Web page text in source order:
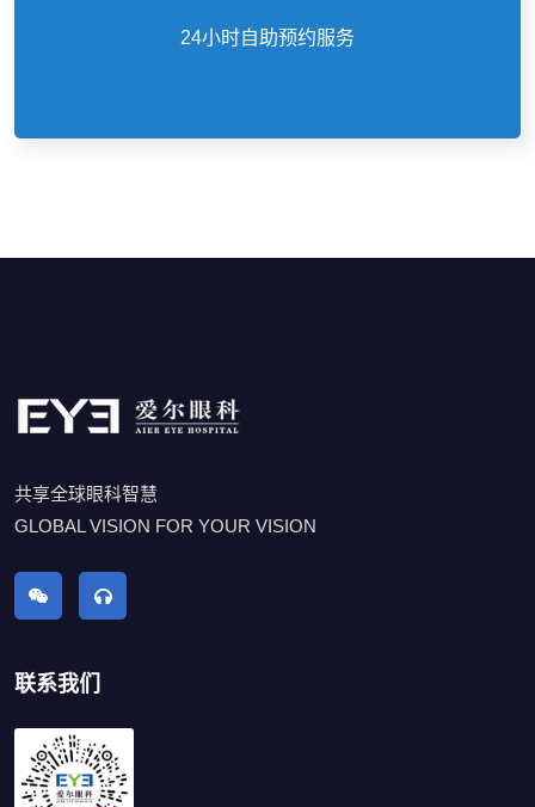
24小时自助预约服务
共享全球眼科智慧
GLOBAL VISION FOR YOUR VISION
联系我们